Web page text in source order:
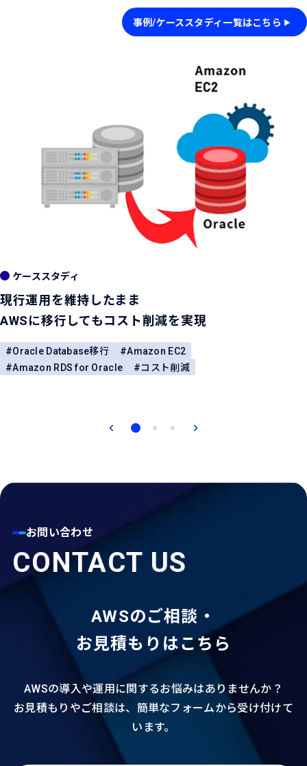
事例/ケーススタディ一覧はこちら
ケーススタディ
現行運用を維持したまま
AWSに移行してもコスト削減を実現
Oracle Database移行
Amazon EC2
Amazon RDS for Oracle
コスト削減
お問い合わせ
CONTACT US
AWSのご相談・
お見積もりはこちら
AWSの導入や運用に関するお悩みはありませんか？
お見積もりやご相談は、簡単なフォームから受け付けて
います。